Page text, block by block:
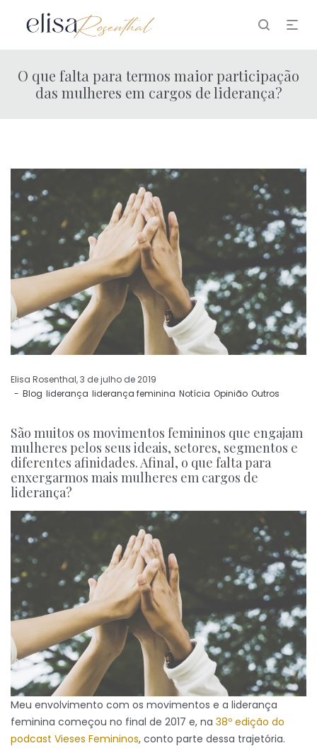
O que falta para termos maior participação
das mulheres em cargos de liderança?
by
Elisa Rosenthal 3 de julho de 2019
Blog liderança liderança feminina Notícia Opinião Outros
São muitos os movimentos femininos que engajam
mulheres pelos seus ideais, setores, segmentos e
diferentes afinidades. Afinal, o que falta para
enxergarmos mais mulheres em cargos de
liderança?
Meu envolvimento com os movimentos e a liderança
feminina começou no final de 2017 e, na 38º edição do
podcast Vieses Femininos, conto parte dessa trajetória.